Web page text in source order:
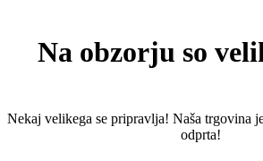
Na obzorju so
Nekaj ​​velikega se pripravlja! Naša trgovina
odprta!